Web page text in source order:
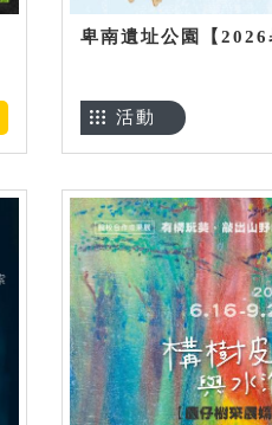
卑南遺址公園【2026
活動